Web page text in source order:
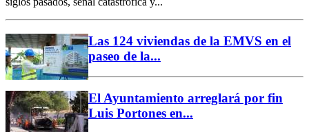
Las 124 viviendas de la EMVS en el
paseo de la...
El Ayuntamiento arreglará por fin
Luis Portones en...